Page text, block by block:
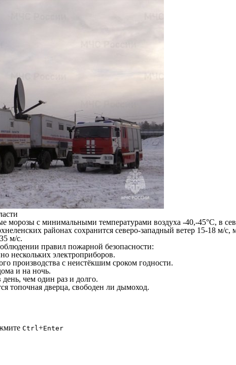
морозы с минимальными температурами воздуха -40,-45°С, в
районах сохранится северо-западный ветер 15-18 м/с,
м/с.
правил пожарной безопасности:
нескольких электроприборов.
производства с неистёкшим сроком годности.
и на ночь.
чем один раз и долго.
топочная дверца, свободен ли дымоход.
Ctrl+Enter